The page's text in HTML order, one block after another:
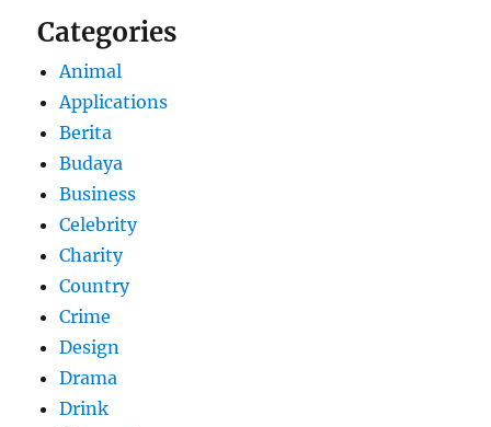
Categories
Animal
Applications
Berita
Budaya
Business
Celebrity
Charity
Country
Crime
Design
Drama
Drink